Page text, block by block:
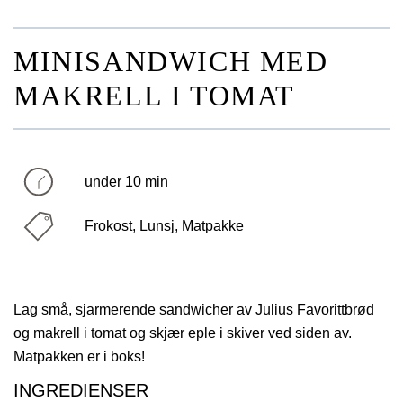
MINISANDWICH MED
MAKRELL I TOMAT
under 10 min
Frokost, Lunsj, Matpakke
Lag små, sjarmerende sandwicher av Julius Favorittbrød
og makrell i tomat og skjær eple i skiver ved siden av.
Matpakken er i boks!
INGREDIENSER